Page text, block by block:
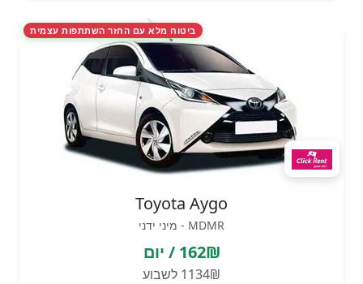
ביטוח מלא עם החזר השתתפות עצמית
Toyota Aygo
MDMR - מיני ידני
162₪ / יום
1134₪ לשבוע